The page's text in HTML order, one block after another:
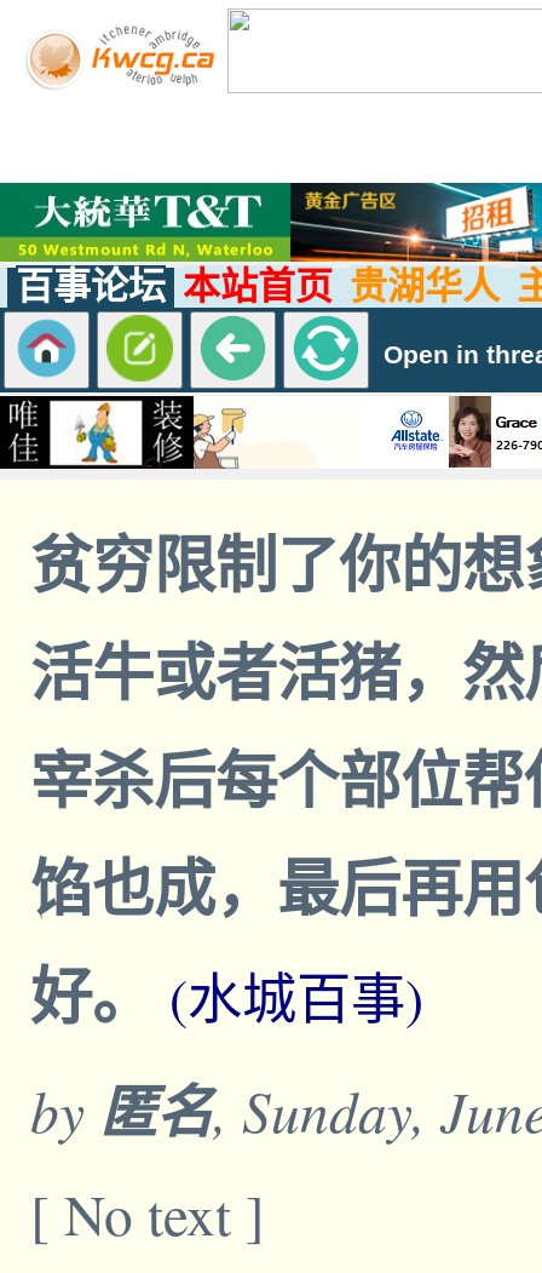
百事论坛 本站首页 贵湖华人
Open in
贫穷限制了你的
活牛或者活猪，
宰杀后每个部位
馅也成，最后再
好。
(水城百事)
by 匿名, Sunday,
[ No text ]